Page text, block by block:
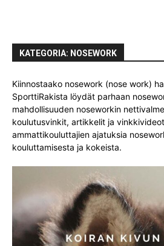
KATEGORIA: NOSEWORK
Kiinnostaako nosework (nose work)
SporttiRakista löydät parhaan
mahdollisuuden noseworkin
koulutusvinkit, artikkelit ja
ammattikouluttajien ajatuksia
kouluttamisesta ja kokeista.